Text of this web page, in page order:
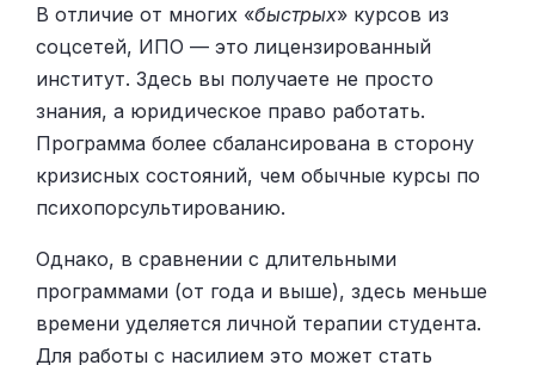
В отличие от многих «быстрых» курсов из
соцсетей, ИПО — это лицензированный
институт. Здесь вы получаете не просто
знания, а юридическое право работать.
Программа более сбалансирована в сторону
кризисных состояний, чем обычные курсы по
психопорсультированию.
Однако, в сравнении с длительными
программами (от года и выше), здесь меньше
времени уделяется личной терапии студента.
Для работы с насилием это может стать